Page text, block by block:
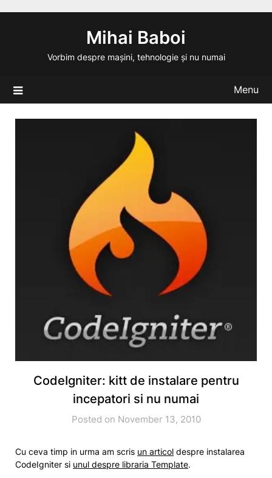
Mihai Baboi
Vorbim despre mașini, tehnologie și nu numai
Menu
CodeIgniter: kitt de instalare pentru
incepatori si nu numai
Posted on November 13, 2010
Cu ceva timp in urma am scris un articol despre instalarea
CodeIgniter si unul despre libraria Template.